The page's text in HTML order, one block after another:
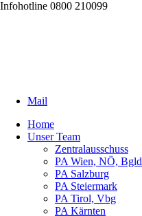
Infohotline 0800 210099
Mail
Home
Unser Team
Zentralausschuss
PA Wien, NÖ, Bgld
PA Salzburg
PA Steiermark
PA Tirol, Vbg
PA Kärnten